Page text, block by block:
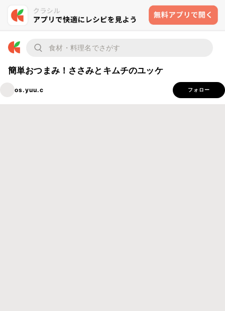
簡単おつまみ！ささみとキムチのユッケ
os.yuu.c フォロー